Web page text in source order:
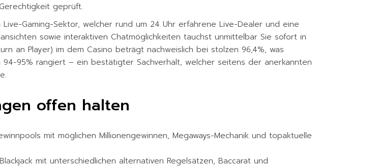
geprüft.
Gaming-Sektor, welcher rund um 24 Uhr erfahrene Live-Dealer und eine
sowie interaktiven Chatmöglichkeiten tauchst unmittelbar Sie sofort in
an Player) im dem Casino beträgt nachweislich bei stolzen 96,4%, was
95% rangiert – ein bestätigter Sachverhalt, welcher seitens der anerkannten
offen halten
mit möglichen Millionengewinnen, Megaways-Mechanik und topaktuelle
mit unterschiedlichen alternativen Regelsätzen, Baccarat und